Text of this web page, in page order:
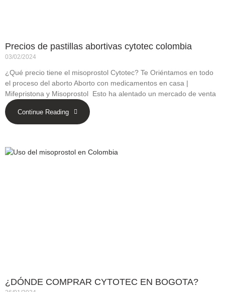
Precios de pastillas abortivas cytotec colombia
03/02/2024
¿Qué precio tiene el misoprostol Cytotec? Te Oriéntamos en todo
el proceso del aborto Aborto con medicamentos en casa |
Mifepristona y Misoprostol Esto ha alentado un mercado de venta
Continue Reading
¿DÓNDE COMPRAR CYTOTEC EN BOGOTA?